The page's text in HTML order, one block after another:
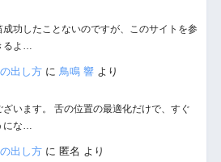
功したことないのですが、このサイトを参
るよ…
出し方 に鳥鳴 響 より
ざいます。 舌の位置の最適化だけで、すぐ
にな…
出し方 に匿名 より